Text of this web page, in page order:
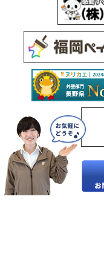
Copyright © 2026 長野県
トラ